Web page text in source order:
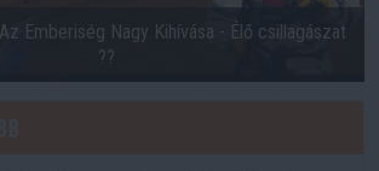
Emberiség Nagy Kihívása - Élő csillagászat
??